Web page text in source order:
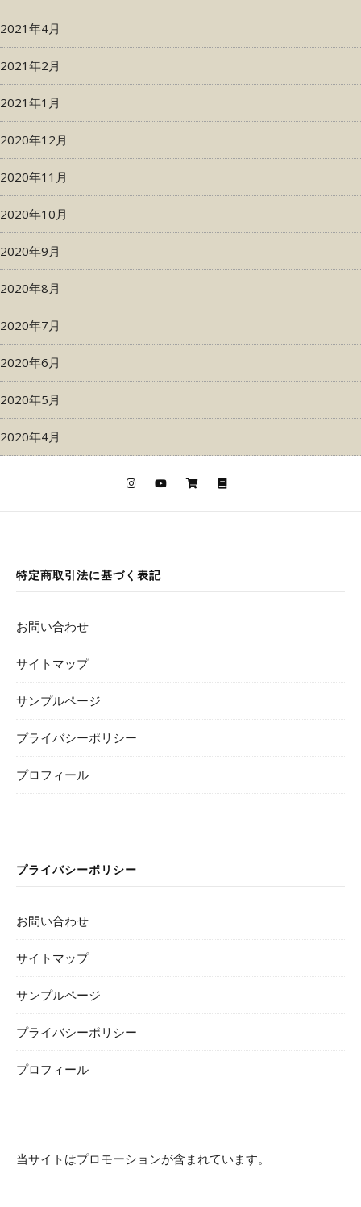
2021年4月
2021年2月
2021年1月
2020年12月
2020年11月
2020年10月
2020年9月
2020年8月
2020年7月
2020年6月
2020年5月
2020年4月
特定商取引法に基づく表記
お問い合わせ
サイトマップ
サンプルページ
プライバシーポリシー
プロフィール
プライバシーポリシー
お問い合わせ
サイトマップ
サンプルページ
プライバシーポリシー
プロフィール
当サイトはプロモーションが含まれています。